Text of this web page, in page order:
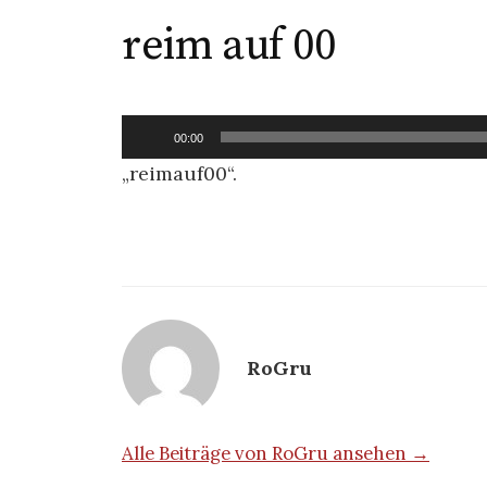
reim auf 00
Audio-
Player
00:00
„reimauf00“.
RoGru
Alle Beiträge von RoGru ansehen →